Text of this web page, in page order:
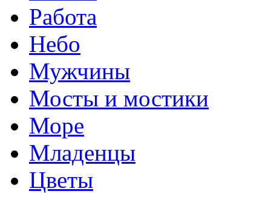
Работа
Небо
Мужчины
Мосты и мостики
Море
Младенцы
Цветы